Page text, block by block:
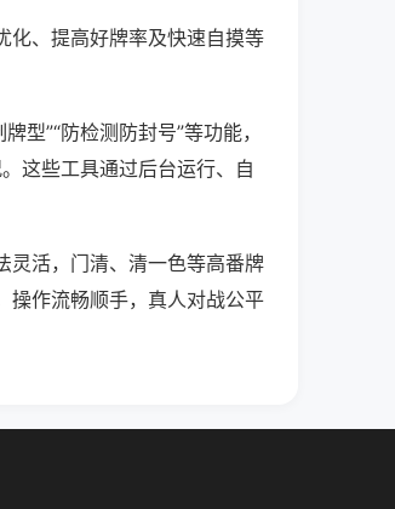
化、提高好牌率及快速自摸等
型”“防检测防封号”等功能，
这些工具通过后台运行、自
灵活，门清、清一色等高番牌
操作流畅顺手，真人对战公平